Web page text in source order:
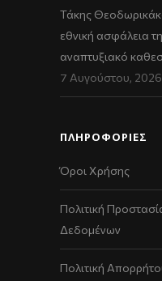
Τάκης
εθνική ασφάλεια
αναπτυξιακό
7 Αυγούστου, 2026
ΠΛΗΡΟΦΟΡΙΕΣ
Όροι Χρήσης
Πολιτική
Δεδομένων
Πολιτική